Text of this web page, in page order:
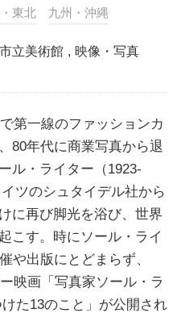
東北 九州・沖縄
立美術館 , 映像・写真
第一線のファッションカ
80年代に商業写真から退
ル・ライター（1923-
ツのシュタイデル社から
に再び脚光を浴び、世界
こす。時にソール・ライ
や出版にとどまらず、
映画「写真家ソール・ラ
た13のこと」が公開され